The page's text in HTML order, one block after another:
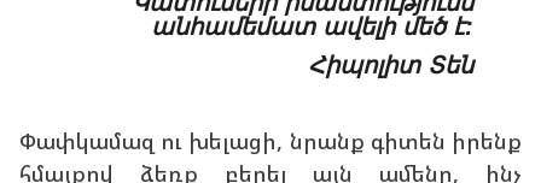
անհամեմատ ավելի մեծ է:
Հիպոլիտ Տեն
Փափկամազ ու խելացի, նրանք գիտեն իրենք
հմայքով ձեռք բերել այն ամենը, ինչ